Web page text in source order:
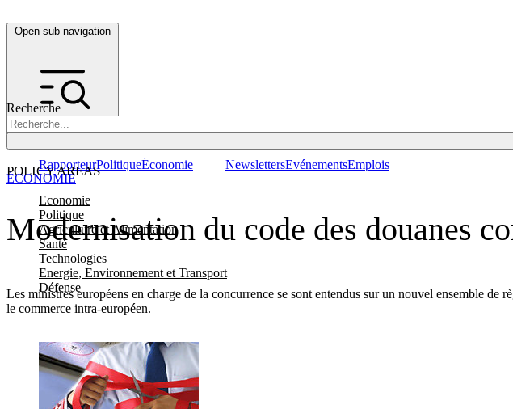
Open sub navigation
Recherche
POLICY AREAS
Economie
Politique
Agriculture et Alimentation
Santé
Technologies
Energie, Environnement et Transport
Défense
RapporteurPolitiqueÉconomie NewslettersEvénementsEmplois
Modernisation du code des douanes
Les ministres européens en charge de la concurrence se sont entendus sur un nouvel ensemble
le commerce intra-européen.
ÉCONOMIE